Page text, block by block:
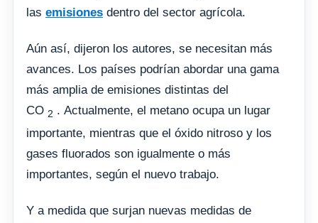
las emisiones dentro del sector agrícola.
Aún así, dijeron los autores, se necesitan más
avances. Los países podrían abordar una gama
más amplia de emisiones distintas del
CO 2 . Actualmente, el metano ocupa un lugar
importante, mientras que el óxido nitroso y los
gases fluorados son igualmente o más
importantes, según el nuevo trabajo.
Y a medida que surjan nuevas medidas de